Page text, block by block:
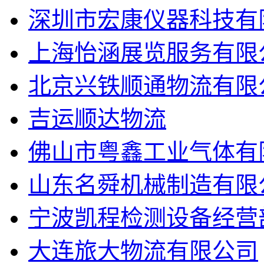
深圳市宏康仪器科技
上海怡涵展览服务有
北京兴铁顺通物流有限
吉运顺达物流
佛山市粤鑫工业气体
山东名舜机械制造有
宁波凯程检测设备经营
大连旅大物流有限公司